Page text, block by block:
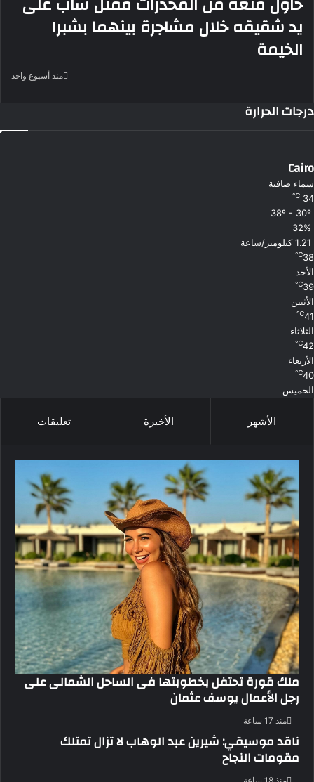
يد شقيقه خلال مشاجرة بينهما بشبرا
الخيمة
منذ أسبوع واحد
درجات الحرارة
Cairo
سماء صافية
34
℃
32%
1.21 كيلومتر/ساعة
38
℃
الأحد
39
℃
الأثنين
41
℃
الثلاثاء
42
℃
الأربعاء
40
℃
الخميس
الأشهر الأخيرة تعليقات
ملك قورة تحتفل بخطوبتها فى الساحل الشمالى على
رجل الأعمال يوسف عثمان
منذ 17 ساعة
ناقد موسيقي: شيرين عبد الوهاب لا تزال تمتلك
مقومات النجاح
منذ 18 ساعة